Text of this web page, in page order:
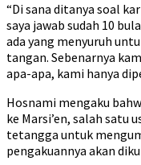
“Di sana ditanya soal
saya jawab sudah 10
ada yang menyuruh
tangan. Sebenarnya
apa-apa, kami hanya
Hosnami mengaku
ke Marsi’en, salah satu
tetangga untuk
pengakuannya akan